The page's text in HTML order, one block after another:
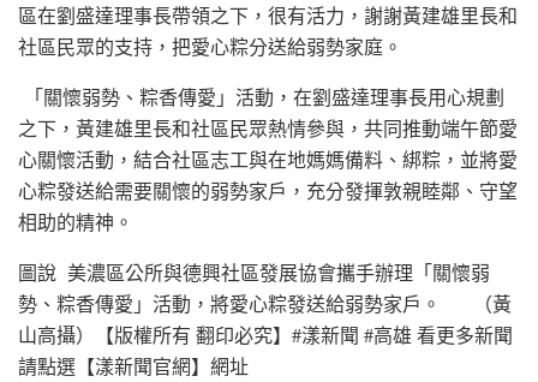
區在劉盛達理事長帶領之下，很有活力，謝謝黃建雄里長和
社區民眾的支持，把愛心粽分送給弱勢家庭。
「關懷弱勢、粽香傳愛」活動，在劉盛達理事長用心規劃
之下，黃建雄里長和社區民眾熱情參與，共同推動端午節愛
心關懷活動，結合社區志工與在地媽媽備料、綁粽，並將愛
心粽發送給需要關懷的弱勢家戶，充分發揮敦親睦鄰、守望
相助的精神。
圖說 美濃區公所與德興社區發展協會攜手辦理「關懷弱
勢、粽香傳愛」活動，將愛心粽發送給弱勢家戶。 （黃
山高攝）【版權所有 翻印必究】#漾新聞 #高雄 看更多新聞
請點選【漾新聞官網】網址